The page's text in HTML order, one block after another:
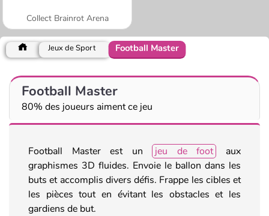
Collect Brainrot Arena
Jeux de Sport Football Master
Football Master
80% des joueurs aiment ce jeu
Football Master est un jeu de foot
aux
graphismes 3D fluides. Envoie le ballon dans les
buts et accomplis divers défis. Frappe les cibles et
les pièces tout en évitant les obstacles et les
gardiens de but.